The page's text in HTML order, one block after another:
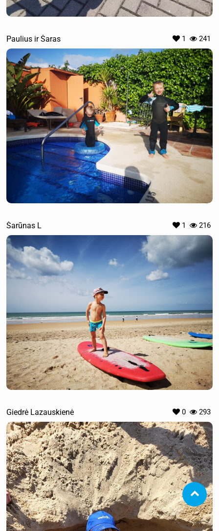
Paulius ir Šaras 1 241
Šarūnas L 1 216
Giedrė Lazauskienė 0 293